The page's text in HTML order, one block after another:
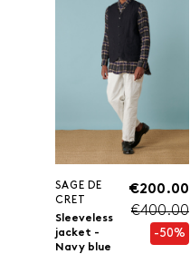
SAGE DE
CRET
Sleeveless
jacket -
Navy blue
€200.00
€400.00
-50%